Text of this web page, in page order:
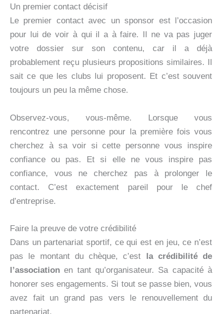
Un premier contact décisif
Le premier contact avec un sponsor est l’occasion
pour lui de voir à qui il a à faire. Il ne va pas juger
votre dossier sur son contenu, car il a déjà
probablement reçu plusieurs propositions similaires. Il
sait ce que les clubs lui proposent. Et c’est souvent
toujours un peu la même chose.
Observez-vous, vous-même. Lorsque vous
rencontrez une personne pour la première fois vous
cherchez à sa voir si cette personne vous inspire
confiance ou pas. Et si elle ne vous inspire pas
confiance, vous ne cherchez pas à prolonger le
contact. C’est exactement pareil pour le chef
d’entreprise.
Faire la preuve de votre crédibilité
Dans un partenariat sportif, ce qui est en jeu, ce n’est
pas le montant du chèque, c’est la crédibilité de
l’association en tant qu’organisateur. Sa capacité à
honorer ses engagements. Si tout se passe bien, vous
avez fait un grand pas vers le renouvellement du
partenariat.